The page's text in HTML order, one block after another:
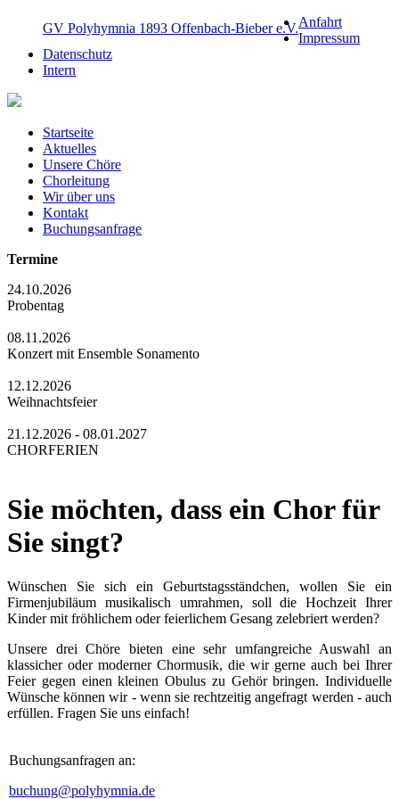
GV Polyhymnia 1893 Offenbach-Bieber e.V.Anfahrt
Impressum
Datenschutz
Intern
Startseite
Aktuelles
Unsere Chöre
Chorleitung
Wir über uns
Kontakt
Buchungsanfrage
Termine
24.10.2026
Probentag
08.11.2026
Konzert mit Ensemble Sonamento
12.12.2026
Weihnachtsfeier
21.12.2026 - 08.01.2027
CHORFERIEN
Sie möchten, dass ein Chor für
Sie singt?
Wünschen Sie sich ein Geburtstagsständchen, wollen Sie ein
Firmenjubiläum musikalisch umrahmen, soll die Hochzeit Ihrer
Kinder mit fröhlichem oder feierlichem Gesang zelebriert werden?
Unsere drei Chöre bieten eine sehr umfangreiche Auswahl an
klassicher oder moderner Chormusik, die wir gerne auch bei Ihrer
Feier gegen einen kleinen Obulus zu Gehör bringen. Individuelle
Wünsche können wir - wenn sie rechtzeitig angefragt werden - auch
erfüllen. Fragen Sie uns einfach!
Buchungsanfragen an:
buchung@polyhymnia.de